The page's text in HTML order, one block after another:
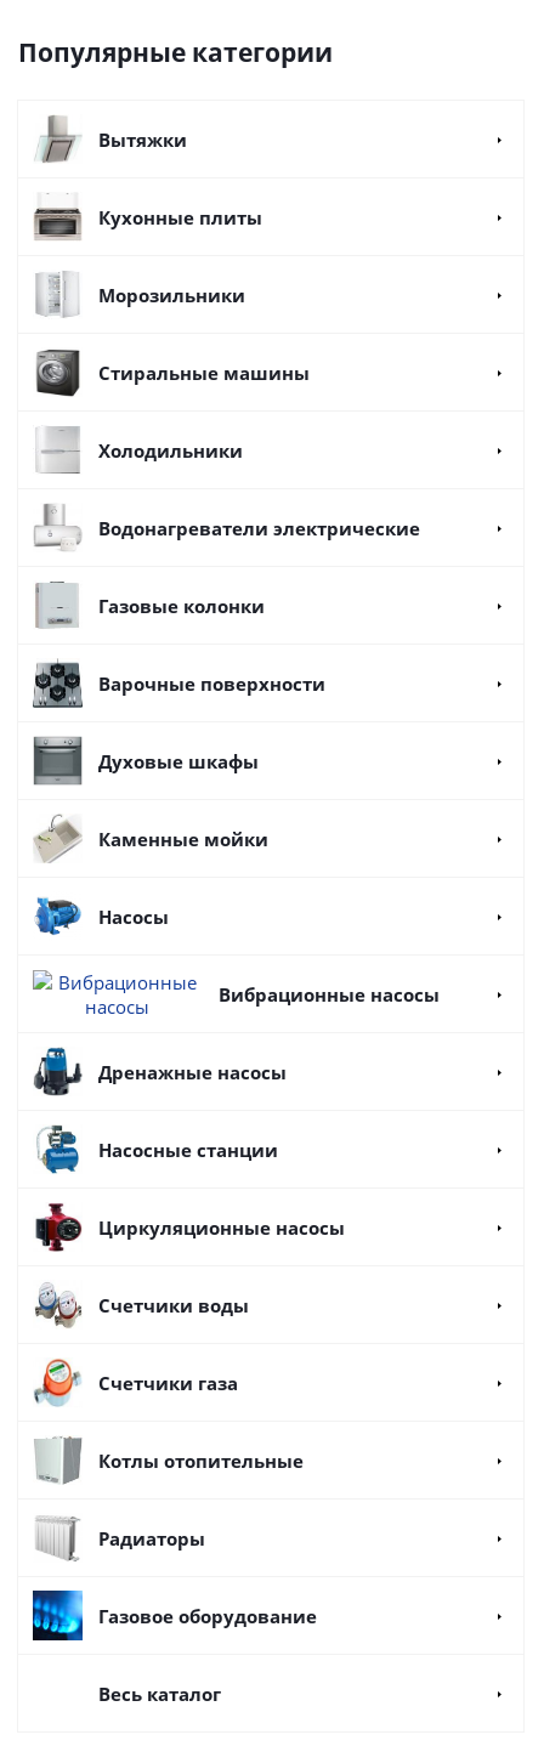
Популярные категории
Вытяжки
Кухонные плиты
Морозильники
Стиральные машины
Холодильники
Водонагреватели электрические
Газовые колонки
Варочные поверхности
Духовые шкафы
Каменные мойки
Насосы
Вибрационные насосы
Дренажные насосы
Насосные станции
Циркуляционные насосы
Счетчики воды
Счетчики газа
Котлы отопительные
Радиаторы
Газовое оборудование
Весь каталог